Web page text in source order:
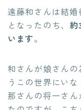
遠藤和さんは結
となったのち、 約
います。
和さんが娘さん
うこの世界にい
那さんの将一さ